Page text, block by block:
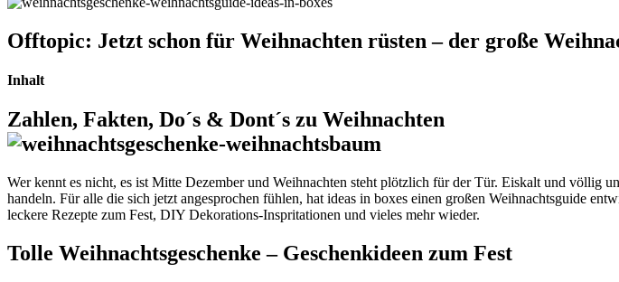
Offtopic: Jetzt schon für Weihnachten rüsten – der große
Inhalt
Zahlen, Fakten, Do´s & Dont´s zu Weihnachten
Wer kennt es nicht, es ist Mitte Dezember und Weihnachten steht plötzlich für der Tür. Eiskalt und völlig
handeln. Für alle die sich jetzt angesprochen fühlen, hat ideas in boxes einen großen Weihnachtsguide
leckere Rezepte zum Fest, DIY Dekorations-Inspritationen und vieles mehr wieder.
Tolle Weihnachtsgeschenke – Geschenkideen zum Fest